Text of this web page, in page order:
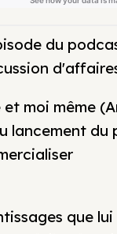
du
moi même
lancement du
que